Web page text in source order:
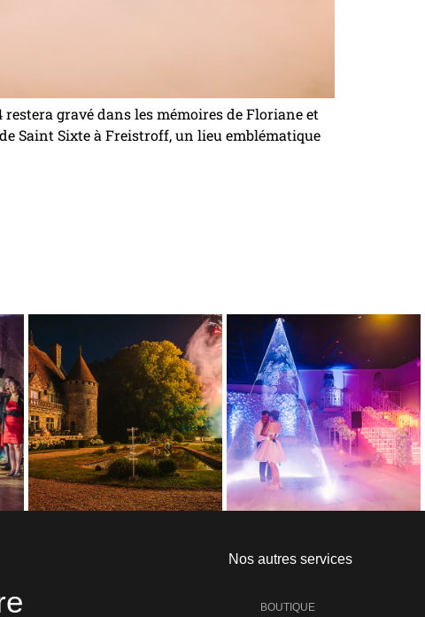
gravé dans les mémoires de Floriane et
Saint Sixte à Freistroff, un lieu emblématique
Nos autres services
BOUTIQUE